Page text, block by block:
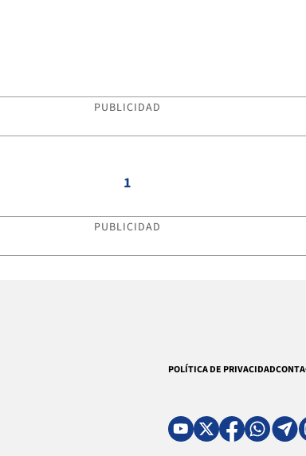
PUBLICIDAD
1
PUBLICIDAD
POLÍTICA DE PRIVACIDAD